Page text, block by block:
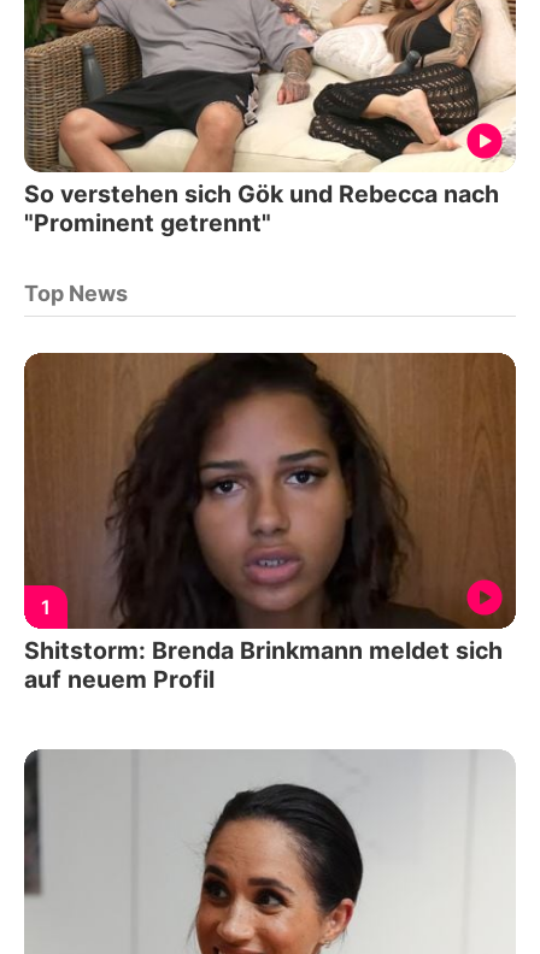
So verstehen sich Gök und Rebecca nach
"Prominent getrennt"
Top News
1
Shitstorm: Brenda Brinkmann meldet sich
auf neuem Profil